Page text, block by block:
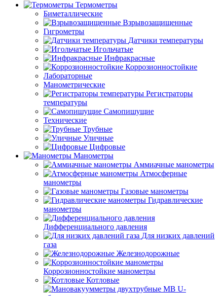
Термометры
Биметаллические
Взрывозащищенные
Гигрометры
Датчики температуры
Игольчатые
Инфракрасные
Коррозионностойкие
Лабораторные
Манометрические
Регистраторы
температуры
Самопишущие
Технические
Трубные
Уличные
Цифровые
Манометры
Аммиачные манометры
Атмосферные
манометры
Газовые манометры
Гидравлические
манометры
Дифференциального давления
Для низких давлений
газа
Железнодорожные
Коррозионностойкие манометры
Котловые